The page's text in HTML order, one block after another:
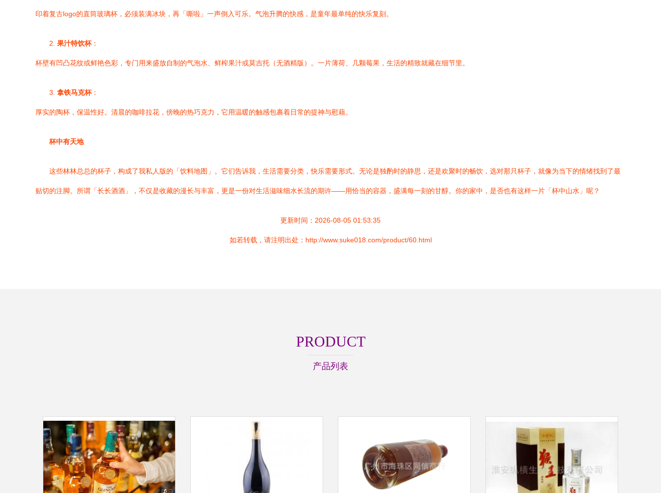
印着复古logo的直筒玻璃杯，必须装满冰块，再「嘶啦」一声倒入可乐。气泡升腾的快感，是童年最单纯的快乐复刻。
2. 果汁特饮杯：
杯壁有凹凸花纹或鲜艳色彩，专门用来盛放自制的气泡水、鲜榨果汁或莫吉托（无酒精版）。一片薄荷、几颗莓果，生活的精致就藏在细节里。
3. 拿铁马克杯：
厚实的陶杯，保温性好。清晨的咖啡拉花，傍晚的热巧克力，它用温暖的触感包裹着日常的提神与慰藉。
杯中有天地
这些林林总总的杯子，构成了我私人版的「饮料地图」。它们告诉我，生活需要分类，快乐需要形式。无论是独酌时的静思，还是欢聚时的畅饮，选对那只杯子，就像为当下的情绪找到了最
贴切的注脚。所谓「长长酒酒」，不仅是收藏的漫长与丰富，更是一份对生活滋味细水长流的期许——用恰当的容器，盛满每一刻的甘醇。你的家中，是否也有这样一片「杯中山水」呢？
更新时间：2026-08-05 01:53:35
如若转载，请注明出处：http://www.suke018.com/product/60.html
PRODUCT
产品列表